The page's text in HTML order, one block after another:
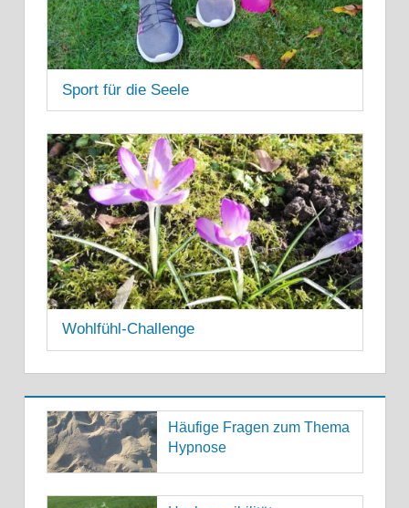
Sport für die Seele
16. AUGUST 2021
Wohlfühl-Challenge
11. MAI 2021
Häufige Fragen zum Thema
Hypnose